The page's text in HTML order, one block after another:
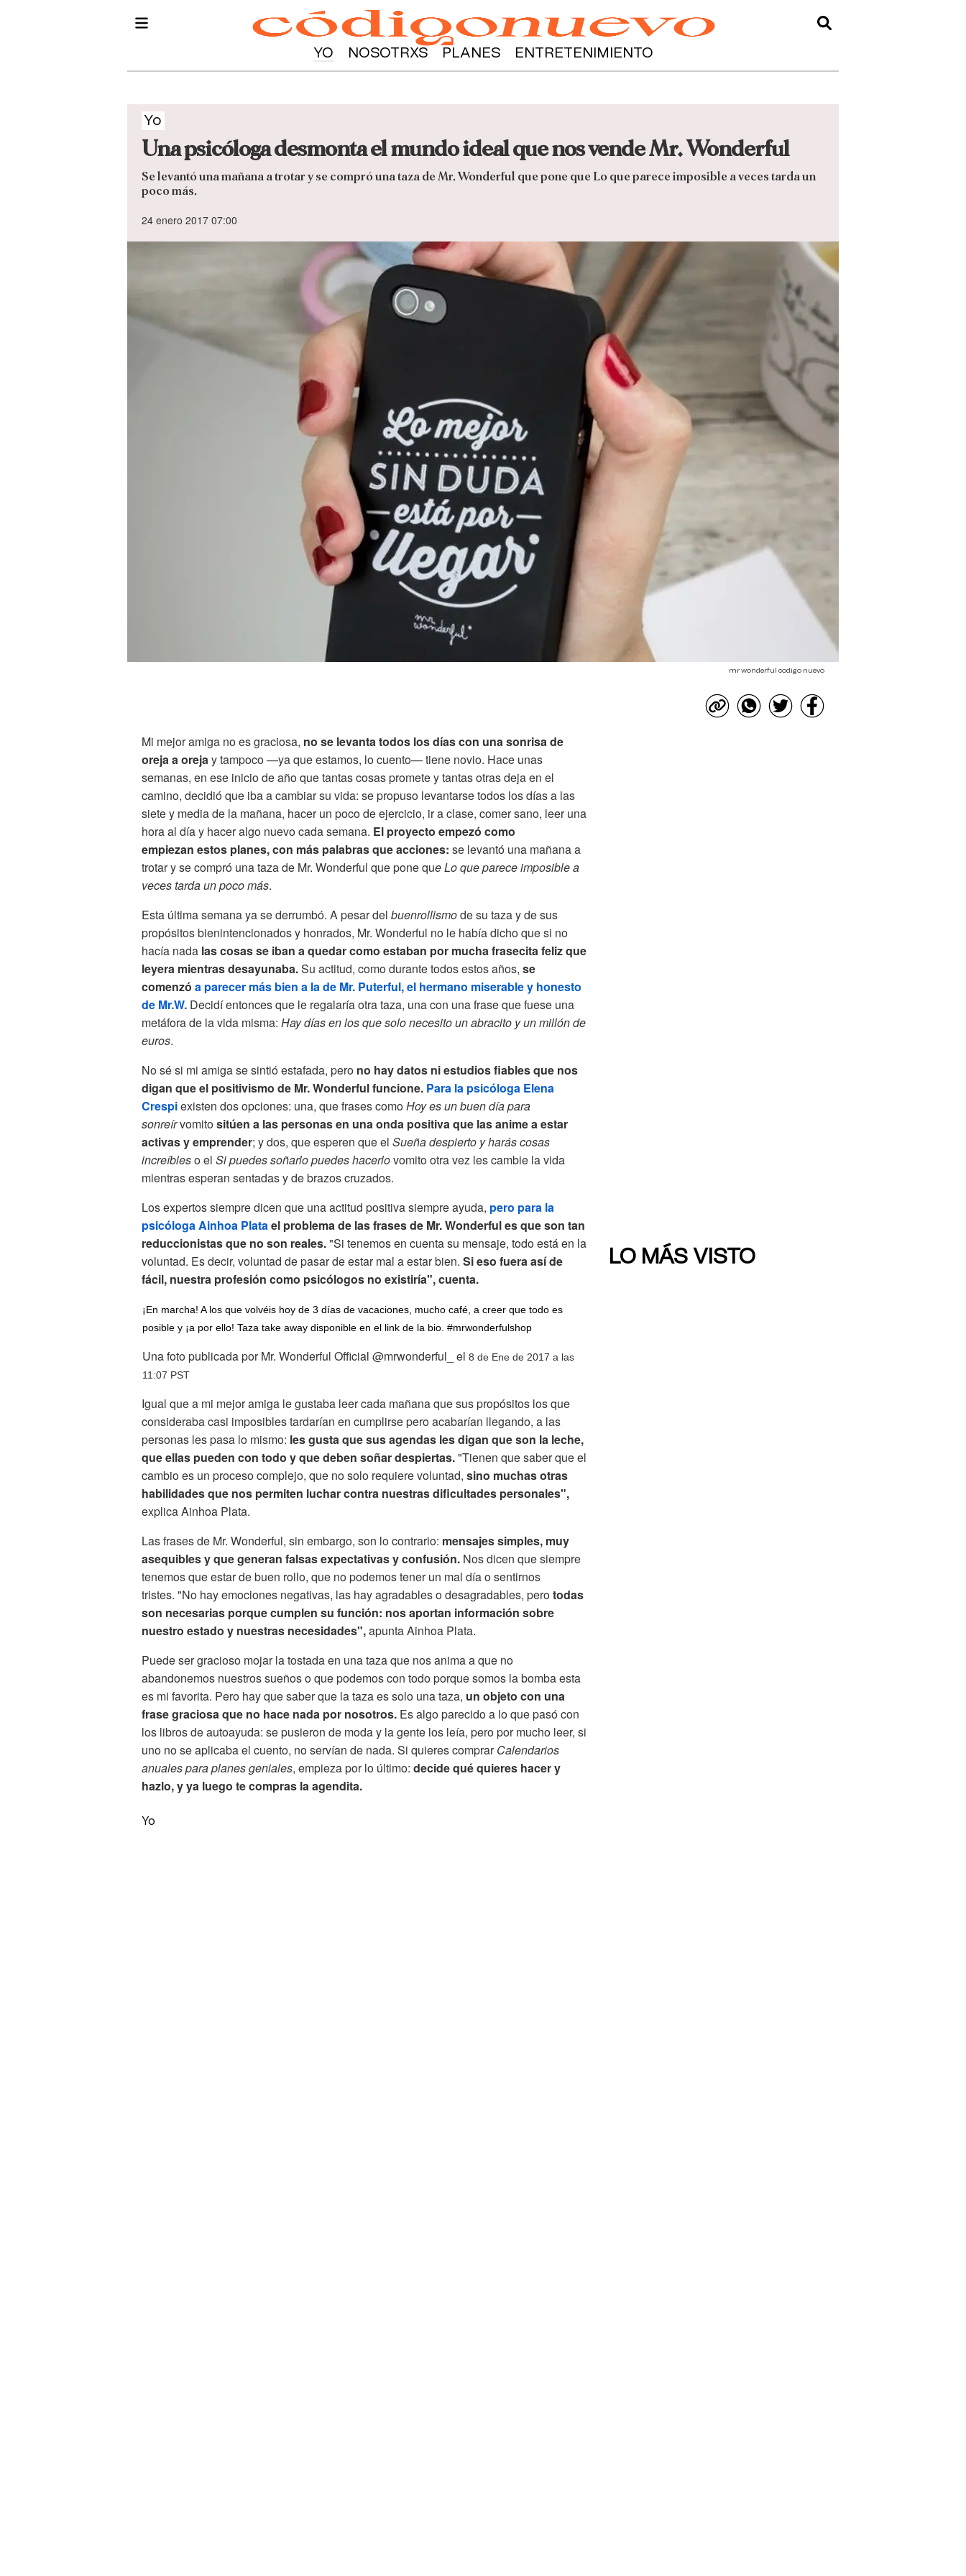
YO NOSOTRXS PLANES ENTRETENIMIENTO
Yo
Una psicóloga desmonta el mundo ideal que nos vende Mr. Wonderful
Se levantó una mañana a trotar y se compró una taza de Mr. Wonderful que pone que Lo que parece imposible a veces tarda un
poco más.
24 enero 2017 07:00
mr wonderful codigo nuevo
Mi mejor amiga no es graciosa, no se levanta todos los días con una sonrisa de
oreja a orejay tampoco —ya que estamos, lo cuento— tiene novio. Hace unas
semanas, en ese inicio de año que tantas cosas promete y tantas otras deja en el
camino, decidió que iba a cambiar su vida: se propuso levantarse todos los días a las
siete y media de la mañana, hacer un poco de ejercicio, ir a clase, comer sano, leer una
hora al día y hacer algo nuevo cada semana. El proyecto empezó como
empiezan estos planes, con más palabras que acciones: se levantó una mañana a
trotar y se compró una taza de Mr. Wonderful que pone que Lo que parece imposible a
veces tarda un poco más.
Esta última semana ya se derrumbó. A pesar del buenrollismode su taza y de sus
propósitos bienintencionados y honrados, Mr. Wonderful no le había dicho que si no
hacía nada las cosas se iban a quedar como estaban por mucha frasecita feliz que
leyera mientras desayunaba.Su actitud, como durante todos estos años, se
comenzó a parecer más bien a la de Mr. Puterful, el hermano miserable y honesto
de Mr.W. Decidí entonces que le regalaría otra taza, una con una frase que fuese una
metáfora de la vida misma: Hay días en los que solo necesito un abracito y un millón de
euros.
No sé si mi amiga se sintió estafada, pero no hay datos ni estudios fiables que nos
digan que el positivismo de Mr. Wonderful funcione. Para la psicóloga Elena
Crespiexisten dos opciones: una, que frases comoHoy es un buen día para
sonreírvomitositúen a las personas en una onda positiva que las anime a estar
activas y emprender; y dos, que esperen que el Sueña despierto y harás cosas
increíbleso el Si puedes soñarlo puedes hacerlovomito otra vez les cambie la vida
mientras esperan sentadas y de brazos cruzados.
Los expertos siempre dicen que una actitud positiva siempre ayuda, pero para la
psicóloga Ainhoa Platael problema de las frases de Mr. Wonderful es que son tan
reduccionistas que no son reales."Si tenemos en cuenta su mensaje, todo está en la
voluntad. Es decir, voluntad de pasar de estar mal a estar bien. Si eso fuera así de
fácil, nuestra profesión como psicólogos no existiría", cuenta.
¡En marcha! A los que volvéis hoy de 3 días de vacaciones, mucho café, a creer que todo es
posible y ¡a por ello! Taza take away disponible en el link de la bio. #mrwonderfulshop
Una foto publicada por Mr. Wonderful Official @mrwonderful_ el 8 de Ene de 2017 a las
11:07 PST
Igual que a mi mejor amiga le gustaba leer cada mañana que sus propósitos los que
consideraba casi imposibles tardarían en cumplirse pero acabarían llegando, a las
personas les pasa lo mismo: les gusta que sus agendas les digan que son la leche,
que ellas pueden con todo y que deben soñar despiertas."Tienen que saber que el
cambio es un proceso complejo, que no solo requiere voluntad, sino muchas otras
habilidades que nos permiten luchar contra nuestras dificultades personales",
explica Ainhoa Plata.
Las frases de Mr. Wonderful, sin embargo, son lo contrario: mensajes simples, muy
asequibles y que generan falsas expectativas y confusión. Nos dicen que siempre
tenemos que estar de buen rollo, que no podemos tener un mal día o sentirnos
tristes. "No hay emociones negativas, las hay agradables o desagradables, perotodas
son necesarias porque cumplen su función: nos aportan información sobre
nuestro estado y nuestras necesidades",apunta Ainhoa Plata.
Puede ser gracioso mojar la tostada en una taza que nos anima a que no
abandonemos nuestros sueños o que podemos con todo porque somos la bomba esta
es mi favorita. Pero hay que saber que la taza es solo una taza, un objeto con una
frase graciosa que no hace nada por nosotros. Es algo parecido a lo que pasó con
los libros de autoayuda: se pusieron de moda y la gente los leía, pero por mucho leer, si
uno no se aplicaba el cuento, no servían de nada. Si quieres comprarCalendarios
anuales para planes geniales, empieza por lo último: decide qué quieres hacer y
hazlo, y ya luego te compras la agendita.
Yo
LO MÁS VISTO